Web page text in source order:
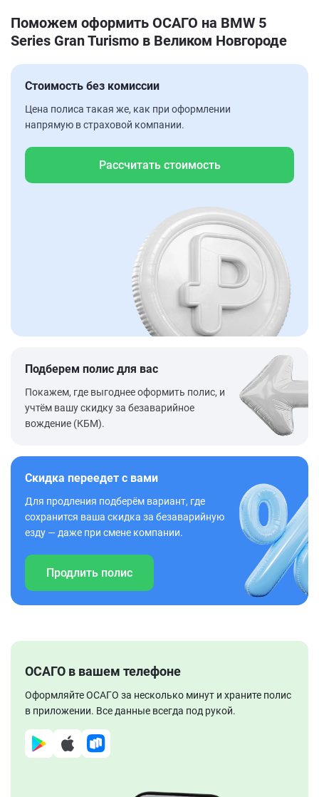
Поможем оформить ОСАГО на BMW 5
Series Gran Turismo в Великом Новгороде
Стоимость без комиссии
Цена полиса такая же, как при оформлении
напрямую в страховой компании.
Рассчитать стоимость
Подберем полис для вас
Покажем, где выгоднее оформить полис, и
учтём вашу скидку за безаварийное
вождение (КБМ).
Скидка переедет с вами
Для продления подберём вариант, где
сохранится ваша скидка за безаварийную
езду — даже при смене компании.
Продлить полис
ОСАГО в вашем телефоне
Оформляйте ОСАГО за несколько минут и храните полис
в приложении. Все данные всегда под рукой.